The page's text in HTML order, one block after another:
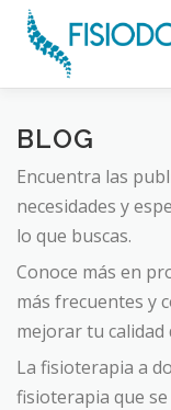
INICIO
QUIENES SOMOS
BLOG
Encuentra las
necesidades y
lo que buscas.
Conoce más en
más frecuentes y
mejorar tu calidad
La fisioterapia a
fisioterapia que